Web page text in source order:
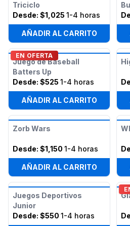
Triciclo
Desde: $1,025 1-4 horas
AÑADIR AL CARRITO
EN OFERTA
Juego de Baseball
Batters Up
Desde: $525 1-4 horas
AÑADIR AL CARRITO
Zorb Wars
Desde: $1,150 1-4 horas
AÑADIR AL CARRITO
Juegos Deportivos
Junior
Desde: $550 1-4 horas